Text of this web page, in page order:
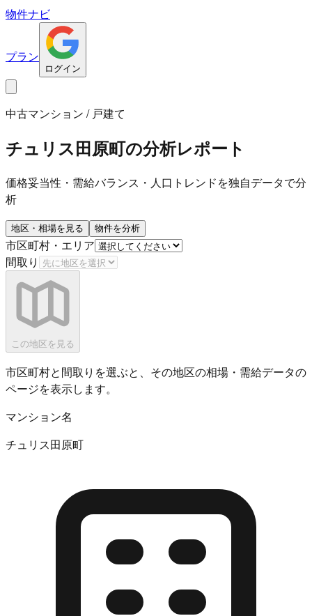
物件ナビ
プラン
ログイン
中古マンション / 戸建て
チュリス田原町の分析レポート
価格妥当性・需給バランス・人口トレンドを独自データで分
析
地区・相場を見る 物件を分析
市区町村・エリア
間取り
この地区を見る
市区町村と間取りを選ぶと、その地区の相場・需給データの
ページを表示します。
マンション名
チュリス田原町